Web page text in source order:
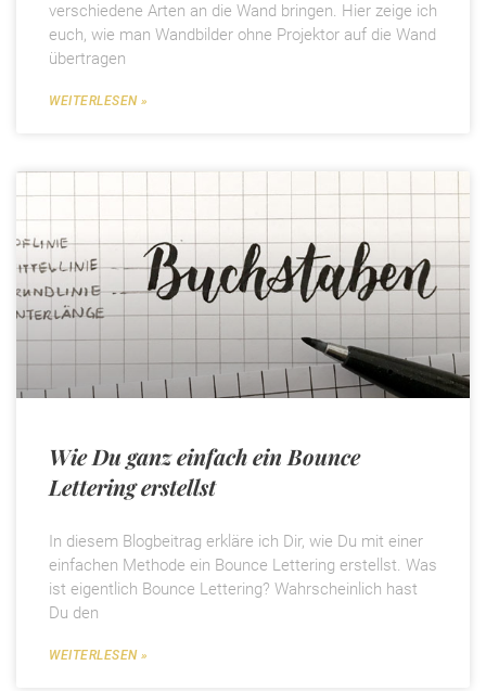
verschiedene Arten an die Wand bringen. Hier zeige ich
euch, wie man Wandbilder ohne Projektor auf die Wand
übertragen
WEITERLESEN »
Wie Du ganz einfach ein Bounce
Lettering erstellst
In diesem Blogbeitrag erkläre ich Dir, wie Du mit einer
einfachen Methode ein Bounce Lettering erstellst. Was
ist eigentlich Bounce Lettering? Wahrscheinlich hast
Du den
WEITERLESEN »